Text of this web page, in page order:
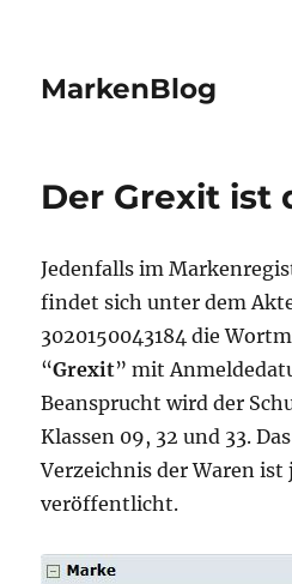
MarkenBlog
Der Grexit ist
Jedenfalls im
findet sich unter dem
3020150043184 die
“Grexit” mit
Beansprucht wird der
Klassen 09, 32 und 33.
Verzeichnis der Waren
veröffentlicht.